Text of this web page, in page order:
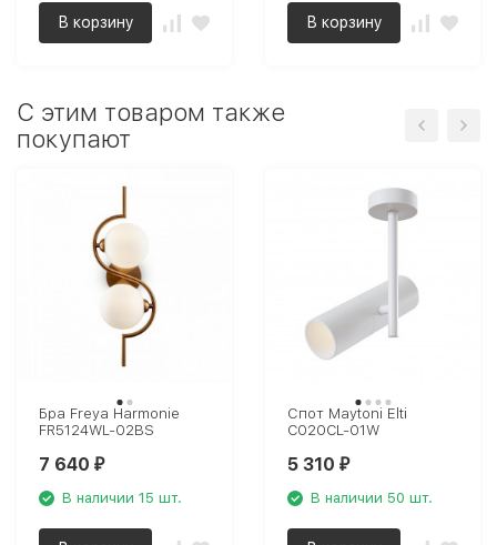
В корзину В корзину
C этим товаром также
покупают
Бра Freya Harmonie
FR5124WL-02BS
7 640 ₽
В наличии 15 шт.
Спот Maytoni Elti
C020CL-01W
5 310 ₽
В наличии 50 шт.